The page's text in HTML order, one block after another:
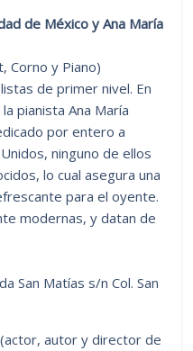
de México y Ana María
Corno y Piano)
de primer nivel. En
pianista Ana María
por entero a
ninguno de ellos
lo cual asegura una
para el oyente.
modernas, y datan de
San Matías s/n Col. San
autor y director de